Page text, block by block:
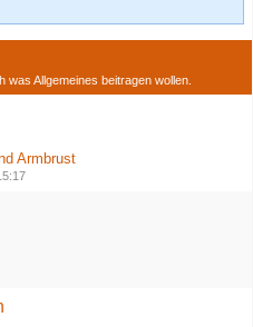
was Allgemeines beitragen wollen.
Armbrust